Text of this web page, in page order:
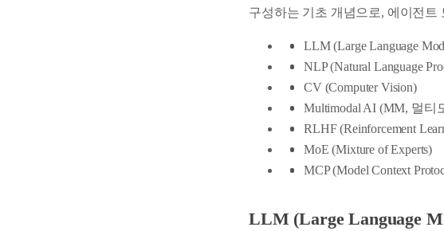
구성하는 기초 개념으로, 에이전
LLM (Large Language
NLP (Natural Language
CV (Computer Vision)
Multimodal AI (MM, 멀티
RLHF (Reinforcement
MoE (Mixture of Experts)
MCP (Model Context
LLM (Large Language